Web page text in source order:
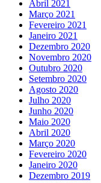
Abril 2021
Março 2021
Fevereiro 2021
Janeiro 2021
Dezembro 2020
Novembro 2020
Outubro 2020
Setembro 2020
Agosto 2020
Julho 2020
Junho 2020
Maio 2020
Abril 2020
Março 2020
Fevereiro 2020
Janeiro 2020
Dezembro 2019